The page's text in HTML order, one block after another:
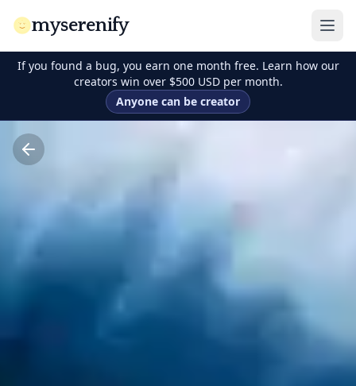
myserenify
If you found a bug, you earn one month free. Learn how our
creators win over $500 USD per month.
Anyone can be creator